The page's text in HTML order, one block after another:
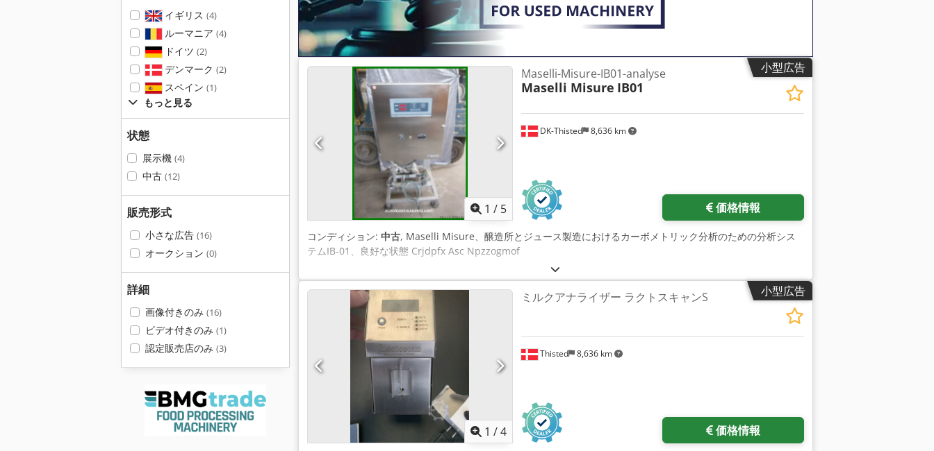
イギリス (4)
ルーマニア (4)
ドイツ (2)
デンマーク (2)
スペイン (1)
もっと見る
状態
展示機 (4)
中古 (12)
販売形式
小さな広告 (16)
オークション (0)
詳細
画像付きのみ (16)
ビデオ付きのみ (1)
認定販売店のみ (3)
小型広告
1 / 5
DK-Thisted 8,636 km
Maselli-Misure-IB01-analyse
Maselli Misure IB01
価格情報
コンディション: 中古, Maselli Misure、醸造所とジュース製造におけるカーボメトリック分析のための分析シス
テムIB-01、良好な状態 Crjdpfx Asc Npzzogmof
小型広告
1 /4
Thisted 8,636 km
ミルクアナライザー ラクトスキャンS
価格情報